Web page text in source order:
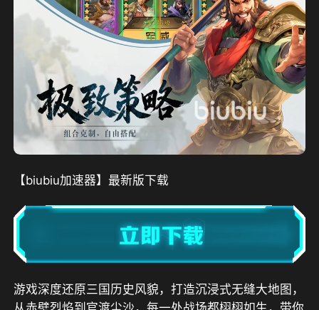
【biubiu加速器】最新版下载
游戏深度还原三国历史风貌，打造沉浸式无缝大地图，